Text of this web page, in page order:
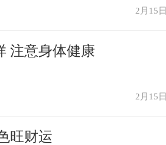
2月15日
注意身体健康
2月15日
旺财运